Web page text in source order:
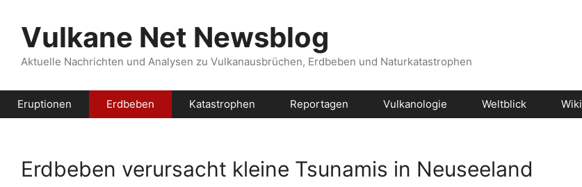
Inhalt
springenVulkane Net Newsblog
Aktuelle Nachrichten und Analysen zu Vulkanausbrüchen, Erdbeben und Naturkatastrophen
Eruptionen Erdbeben Katastrophen Reportagen Vulkanologie Weltblick Wiki
Erdbeben verursacht kleine Tsunamis in Neuseeland